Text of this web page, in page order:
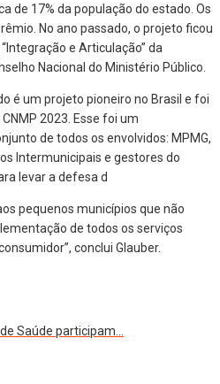
de 17% da população do estado. Os
No ano passado, o projeto ficou
e Articulação” da
Nacional do Ministério Público.
é um projeto pioneiro no Brasil e foi
2023. Esse foi um
de todos os envolvidos: MPMG,
Intermunicipais e gestores do
levar a defesa d
pequenos municípios que não
de todos os serviços
conclui Glauber.
Saúde participam…